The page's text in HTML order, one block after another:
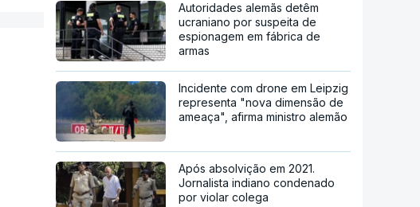
Autoridades alemãs detêm
ucraniano por suspeita de
espionagem em fábrica de
armas
Incidente com drone em Leipzig
representa "nova dimensão de
ameaça", afirma ministro alemão
Após absolvição em 2021.
Jornalista indiano condenado
por violar colega